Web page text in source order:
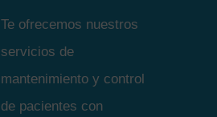
Te ofrecemos nuestros
servicios de
mantenimiento y control
de pacientes con